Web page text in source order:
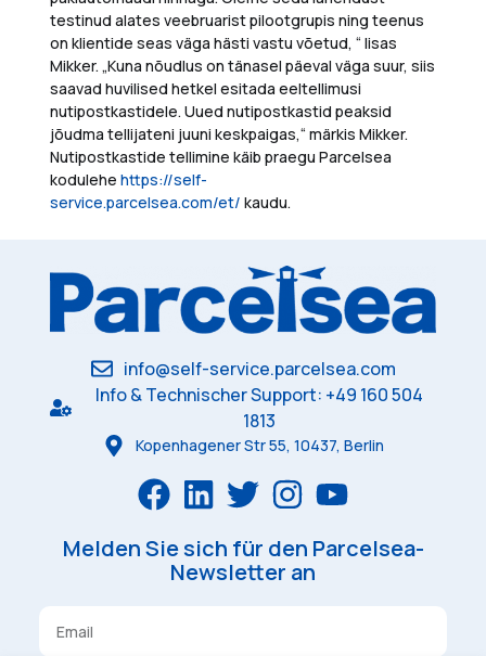
testinud alates veebruarist pilootgrupis ning teenus
on klientide seas väga hästi vastu võetud, “ lisas
Mikker. „Kuna nõudlus on tänasel päeval väga suur, siis
saavad huvilised hetkel esitada eeltellimusi
nutipostkastidele. Uued nutipostkastid peaksid
jõudma tellijateni juuni keskpaigas,“ märkis Mikker.
Nutipostkastide tellimine käib praegu Parcelsea
kodulehe https://self-
service.parcelsea.com/et/ kaudu.
info@self-service.parcelsea.com
Info & Technischer Support: +49 160 504
1813
Kopenhagener Str 55, 10437, Berlin
Melden Sie sich für den Parcelsea-
Newsletter an